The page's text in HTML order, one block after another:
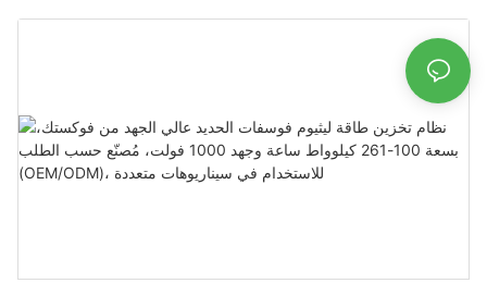
واط/ساعة، مقاومة للماء والغبار بمعيار IP65، مناسبة